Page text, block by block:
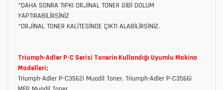
*DAHA SONRA TIPKI ORJİNAL TONER GİBİ DOLUM
YAPTIRABİLİRSİNİZ
*ORJİNAL TONER KALİTESİNDE ÇIKTI ALABİLİRSİNİZ.
Triumph-Adler P-C Serisi Tonerin Kullandığı Uyumlu Makina
Modelleri;
Triumph-Adler P-C3562i Muadil Toner, Triumph-Adler P-C3566i